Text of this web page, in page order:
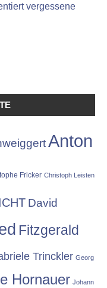
vergessene
Anton
Fricker Christoph Leisten
David
Fitzgerald
Trinckler Georg
Hornauer Johann